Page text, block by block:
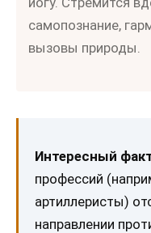
самопознание,
вызовы природы.
Интересный
профессий
артиллеристы)
направлении